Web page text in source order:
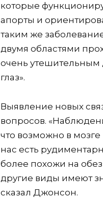
которые
апорты и
таким же
двумя областями
очень утешительным
глаз».
Выявление новых
вопросов.
что возможно в
нас есть
более похожи на
другие виды имеют
сказал Джонсон.